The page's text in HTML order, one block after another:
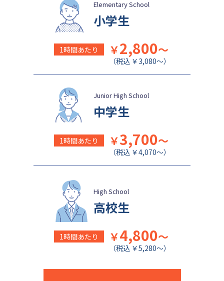
Elementary School
小学生
1時間あたり ￥2,800～
（税込 ￥3,080～）
Junior High School
中学生
1時間あたり ￥3,700～
（税込 ￥4,070～）
High School
高校生
1時間あたり ￥4,800～
（税込 ￥5,280～）